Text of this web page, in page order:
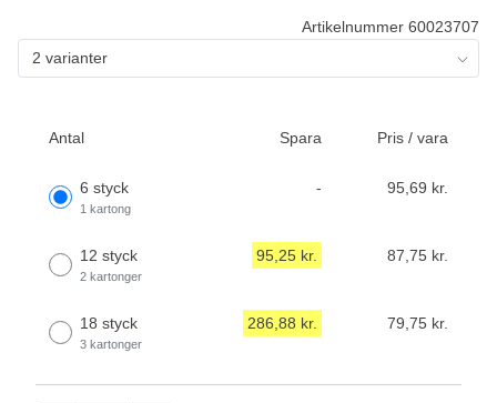
Artikelnummer 60023707
2 varianter
Antal Spara Pris / vara
6 styck
1 kartong
- 95,69 kr.
12 styck
2 kartonger
95,25 kr. 87,75 kr.
18 styck
3 kartonger
286,88 kr. 79,75 kr.